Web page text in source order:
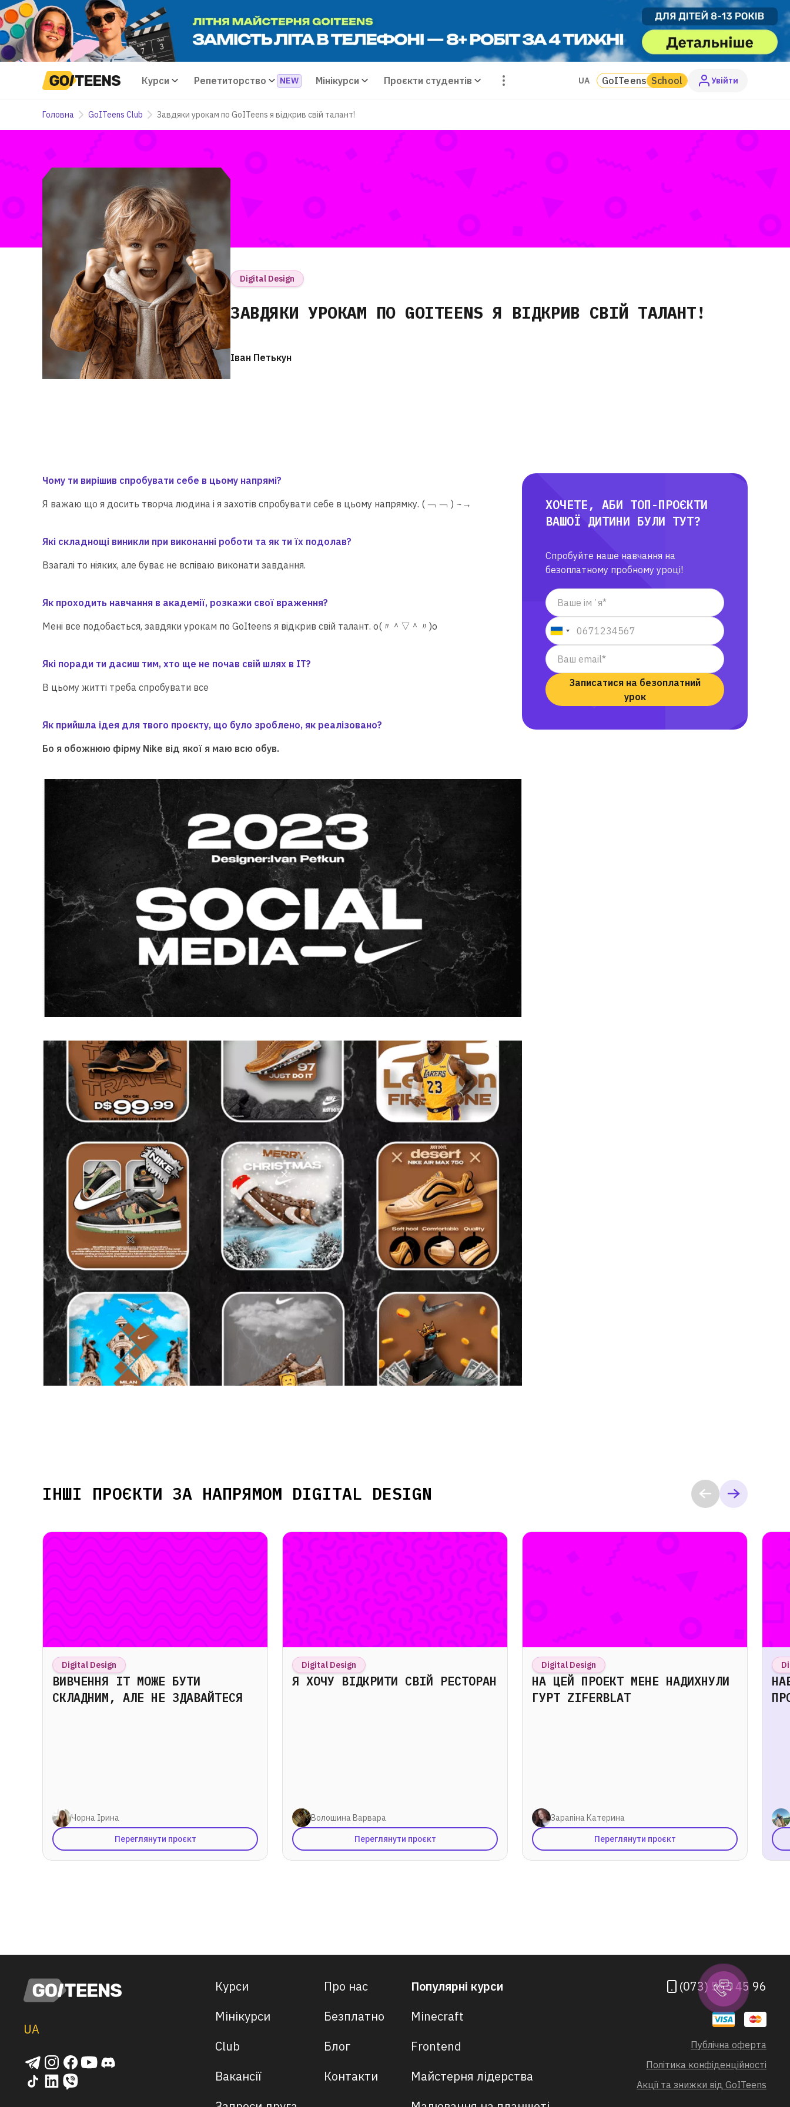
Курси Репетиторство Мінікурси Проєкти студентів UA GoITeens School Увiйти
Головна GoITeens Club Завдяки урокам по GoITeens я відкрив свій талант!
Digital Design
ЗАВДЯКИ УРОКАМ ПО GOITEENS Я ВІДКРИВ СВІЙ ТАЛАНТ!
Іван Петькун
ХОЧЕТЕ, АБИ ТОП-ПРОЄКТИ
ВАШОЇ ДИТИНИ БУЛИ ТУТ?
Спробуйте наше навчання на
безоплатному пробному уроці!
Записатися на безоплатний
урок
Чому ти вирішив спробувати себе в цьому напрямі?
Я важаю що я досить творча людина і я захотів спробувати себе в цьому напрямку. ( ﹁ ﹁ ) ~→
Які складнощі виникли при виконанні роботи та як ти їх подолав?
Взагалі то ніяких, але буває не вспіваю виконати завдання.
Як проходить навчання в академії, розкажи свої враження?
Мені все подобається, завдяки урокам по GoIteens я відкрив свій талант. o(〃＾▽＾〃)o
Які поради ти дасиш тим, хто ще не почав свій шлях в ІТ?
В цьому житті треба спробувати все
Як прийшла ідея для твого проєкту, що було зроблено, як реалізовано?
Бо я обожнюю фірму Nike від якої я маю всю обув.
ІНШІ ПРОЄКТИ ЗА НАПРЯМОМ DIGITAL DESIGN
Digital Design
ВИВЧЕННЯ ІТ МОЖЕ БУТИ
СКЛАДНИМ, АЛЕ НЕ ЗДАВАЙТЕСЯ
Чорна Ірина
Переглянути проєкт
Digital Design
Я ХОЧУ ВІДКРИТИ СВІЙ РЕСТОРАН
Волошина Варвара
Переглянути проєкт
Digital Design
НА ЦЕЙ ПРОЕКТ МЕНЕ НАДИХНУЛИ
ГУРТ ZIFERBLAT
Зарапіна Катерина
Переглянути проєкт
UA
Курси
Мінікурси
Club
Вакансії
Про нас
Безплатно
Блог
Контакти
Популярні курси
Minecraft
Frontend
Майстерня лідерства
(073) 565 45 96
Публічна оферта
Політика конфіденційності
Акції та знижки від GoITeens